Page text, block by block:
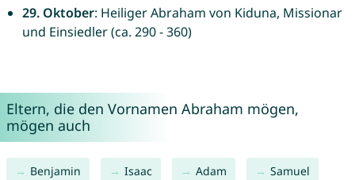
29. Oktober: Heiliger Abraham von Kiduna, Missionar
und Einsiedler (ca. 290 - 360)
Eltern, die den Vornamen Abraham mögen,
mögen auch
Benjamin Isaac Adam Samuel